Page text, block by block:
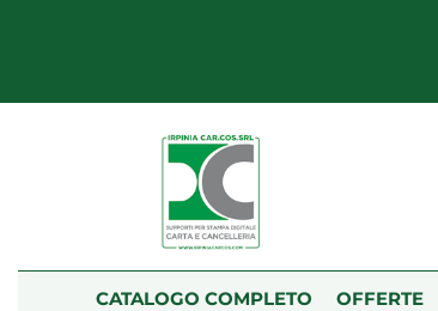
CATALOGO COMPLETO OFFERTE